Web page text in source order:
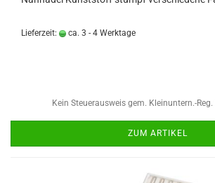
Lieferzeit: ca. 3 - 4 Werktage
Kein Steuerausweis gem. Kleinuntern.-
ZUM ARTIKEL